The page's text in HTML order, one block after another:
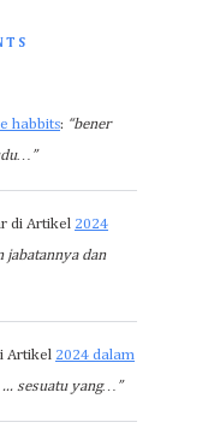
habbits: “bener
di Artikel 2024
jabatannya dan
Artikel 2024 dalam
sesuatu yang…”